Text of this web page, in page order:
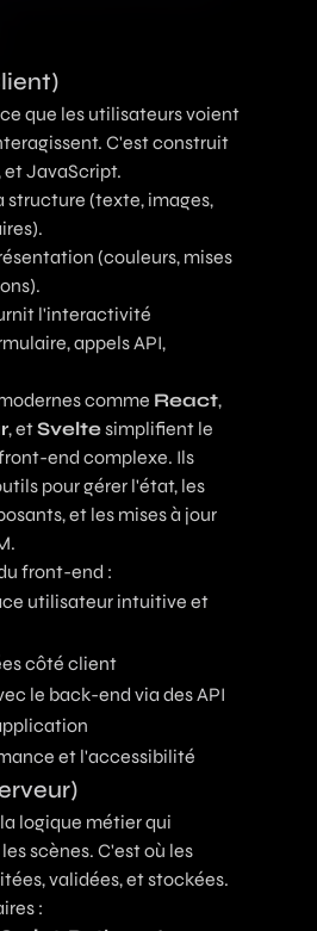
que les utilisateurs voient
C'est construit
et JavaScript.
structure (texte, images,
(couleurs, mises
l'interactivité
appels API,
comme React,
, etSveltesimplifient le
end complexe. Ils
pour gérer l'état, les
et les mises à jour
front-end :
utilisateur intuitive et
côté client
le back-end via des API
et l'accessibilité
logique métier qui
scènes. C'est où les
validées, et stockées.
: